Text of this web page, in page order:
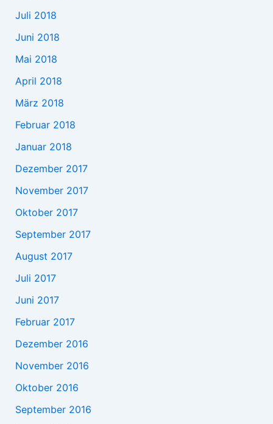
Juli 2018
Juni 2018
Mai 2018
April 2018
März 2018
Februar 2018
Januar 2018
Dezember 2017
November 2017
Oktober 2017
September 2017
August 2017
Juli 2017
Juni 2017
Februar 2017
Dezember 2016
November 2016
Oktober 2016
September 2016